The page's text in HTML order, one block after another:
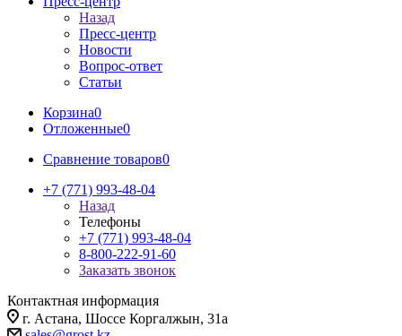
Назад
Пресс-центр
Новости
Вопрос-ответ
Статьи
Корзина0
Отложенные0
Сравнение товаров0
+7 (771) 993-48-04
Назад
Телефоны
+7 (771) 993-48-04
8-800-222-91-60
Заказать звонок
Контактная информация
г. Астана, Шоссе Коргалжын, 31а